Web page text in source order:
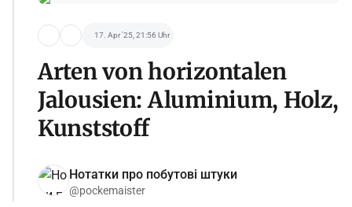
17. Apr '25, 21:56 Uhr
Arten von horizontalen
Jalousien: Aluminium, Holz,
Kunststoff
Нотатки про побутові штуки
@pockemaister